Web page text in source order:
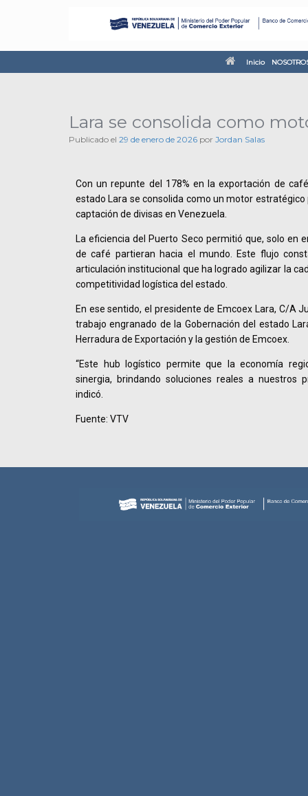
Inicio
Lara se consolida como
Publicado el 29 de enero de 2026 por Jordan Salas
Con un repunte del 178% en la exportación de
estado Lara se consolida como un motor
captación de divisas en Venezuela.
La eficiencia del Puerto Seco permitió que, solo en
de café partieran hacia el mundo. Este flujo
articulación institucional que ha logrado agilizar la
competitividad logística del estado.
En ese sentido, el presidente de Emcoex Lara, C/A
trabajo engranado de la Gobernación del estado
Herradura de Exportación y la gestión de Emcoex.
“Este hub logístico permite que la economía
sinergia, brindando soluciones reales a nuestros
indicó.
Fuente: VTV